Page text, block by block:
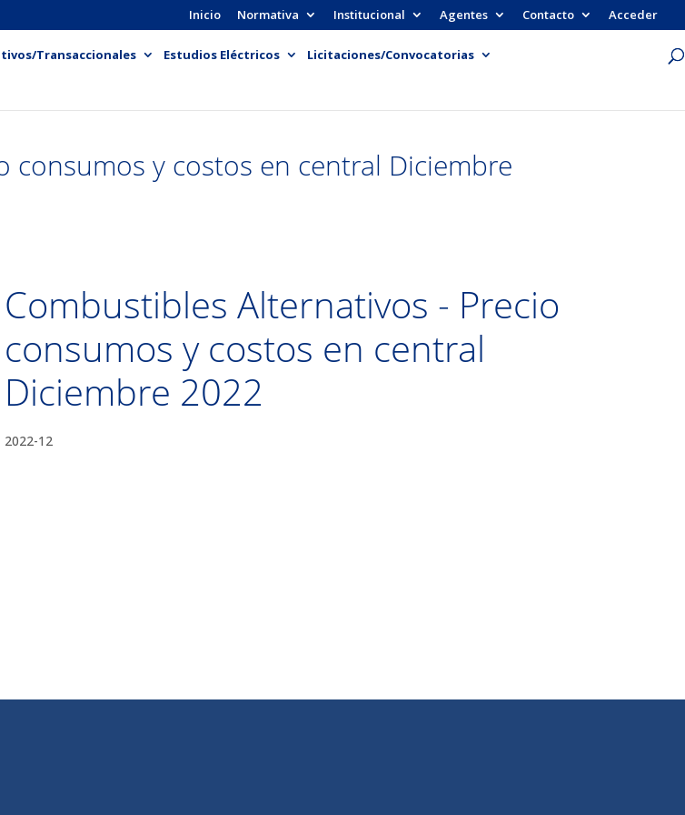
Inicio Normativa Institucional Agentes Contacto Acceder
Transaccionales Estudios Eléctricos
Licitaciones/Convocatorias
consumos y costos en central Diciembre
Combustibles Alternativos - Precio
consumos y costos en central
Diciembre 2022
2022-12